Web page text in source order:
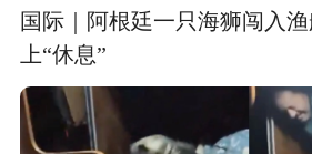
国际｜阿根廷一只海狮闯入
上“休息”